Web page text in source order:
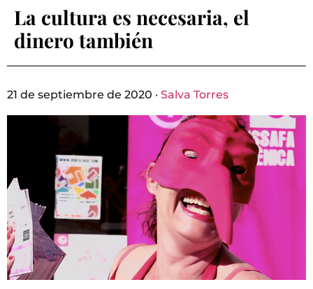
La cultura es necesaria, el
dinero también
21 de septiembre de 2020 · Salva Torres